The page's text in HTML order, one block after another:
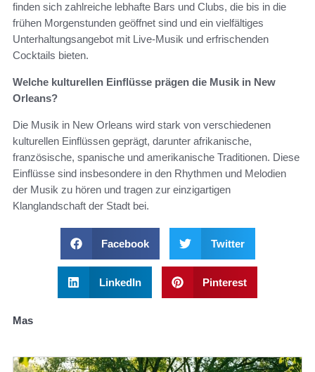
finden sich zahlreiche lebhafte Bars und Clubs, die bis in die
frühen Morgenstunden geöffnet sind und ein vielfältiges
Unterhaltungsangebot mit Live-Musik und erfrischenden
Cocktails bieten.
Welche kulturellen Einflüsse prägen die Musik in New
Orleans?
Die Musik in New Orleans wird stark von verschiedenen
kulturellen Einflüssen geprägt, darunter afrikanische,
französische, spanische und amerikanische Traditionen. Diese
Einflüsse sind insbesondere in den Rhythmen und Melodien
der Musik zu hören und tragen zur einzigartigen
Klanglandschaft der Stadt bei.
Facebook Twitter
LinkedIn Pinterest
Mas